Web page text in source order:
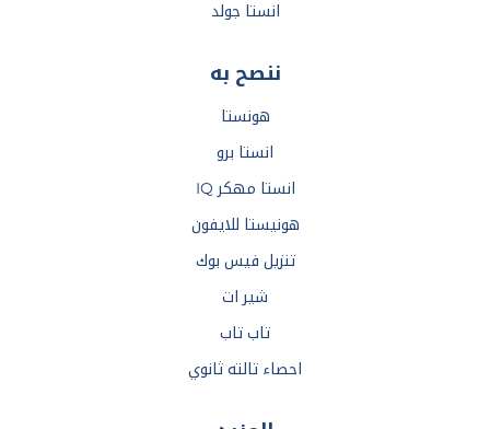
انستا جولد
ننصح به
هونستا
انستا برو
انستا مهكر IQ
هونيستا للايفون
تنزيل فيس بوك
شير ات
تاب تاب
احصاء تالته ثانوي